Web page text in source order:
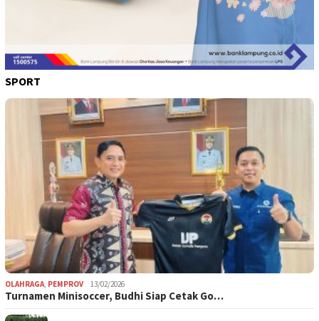
SPORT
OLAHRAGA PEMPROV 13/02/2026
Turnamen Minisoccer, Budhi Siap Cetak Go…